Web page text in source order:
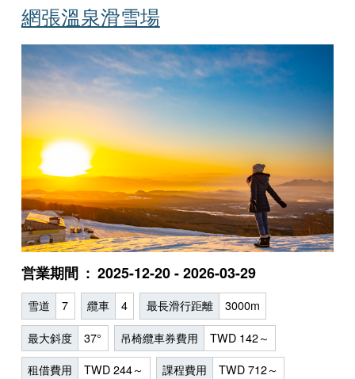
網張溫泉滑雪場
営業期間 2025-12-20 - 2026-03-29
雪道 7 纜車 4 最長滑行距離 3000m
最大斜度 37° 吊椅纜車券費用 TWD 142～
租借費用 TWD 244～ 課程費用 TWD 712～